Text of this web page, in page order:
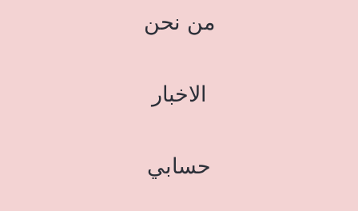
من نحن
الاخبار
حسابي